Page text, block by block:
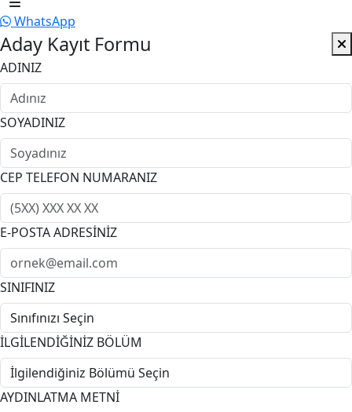
WhatsApp
Aday Kayıt Formu
ADINIZ
SOYADINIZ
CEP TELEFON NUMARANIZ
E-POSTA ADRESİNİZ
SINIFINIZ
İLGİLENDİĞİNİZ BÖLÜM
AYDINLATMA METNİ